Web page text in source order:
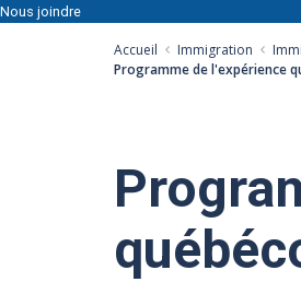
Nous joindre
Accueil Immigration
Programme de l'expérience